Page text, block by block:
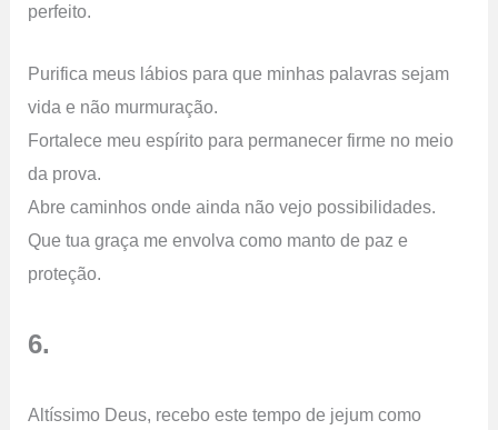
perfeito.
Purifica meus lábios para que minhas palavras sejam
vida e não murmuração.
Fortalece meu espírito para permanecer firme no meio
da prova.
Abre caminhos onde ainda não vejo possibilidades.
Que tua graça me envolva como manto de paz e
proteção.
6.
Altíssimo Deus, recebo este tempo de jejum como